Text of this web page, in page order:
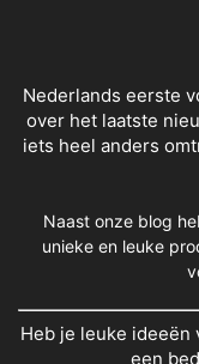
Nederlands eerste
over het laatste
iets heel anders
Naast onze blog
unieke en leuke
Heb je leuke ideeën
een